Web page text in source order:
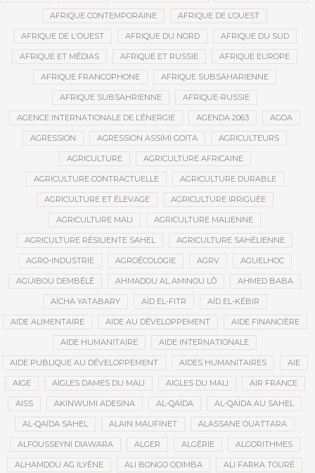
AFRIQUE CONTEMPORAINE AFRIQUE DE L’OUEST
AFRIQUE DE L'OUEST AFRIQUE DU NORD AFRIQUE DU SUD
AFRIQUE ET MÉDIAS AFRIQUE ET RUSSIE AFRIQUE EUROPE
AFRIQUE FRANCOPHONE AFRIQUE SUBSAHARIENNE
AFRIQUE SUBSAHRIENNE AFRIQUE-RUSSIE
AGENCE INTERNATIONALE DE L’ÉNERGIE AGENDA 2063 AGOA
AGRESSION AGRESSION ASSIMI GOITA AGRICULTEURS
AGRICULTURE AGRICULTURE AFRICAINE
AGRICULTURE CONTRACTUELLE AGRICULTURE DURABLE
AGRICULTURE ET ÉLEVAGE AGRICULTURE IRRIGUÉE
AGRICULTURE MALI AGRICULTURE MALIENNE
AGRICULTURE RÉSILIENTE SAHEL AGRICULTURE SAHÉLIENNE
AGRO-INDUSTRIE AGROÉCOLOGIE AGRV AGUELHOC
AGUIBOU DEMBÉLÉ AHMADOU AL AMINOU LÔ AHMED BABA
AÏCHA YATABARY AÏD EL-FITR AÏD EL-KÉBIR
AIDE ALIMENTAIRE AIDE AU DÉVELOPPEMENT AIDE FINANCIÈRE
AIDE HUMANITAIRE AIDE INTERNATIONALE
AIDE PUBLIQUE AU DÉVELOPPEMENT AIDES HUMANITAIRES AIE
AIGE AIGLES DAMES DU MALI AIGLES DU MALI AIR FRANCE
AISS AKINWUMI ADESINA AL-QAÏDA AL-QAÏDA AU SAHEL
AL-QAÏDA SAHEL ALAIN MAUFINET ALASSANE OUATTARA
ALFOUSSEYNI DIAWARA ALGER ALGÉRIE ALGORITHMES
ALHAMDOU AG ILYÈNE ALI BONGO ODIMBA ALI FARKA TOURÉ